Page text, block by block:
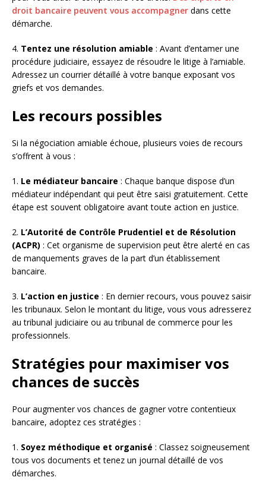
droit bancaire peuvent vous accompagner dans cette
démarche.
4. Tentez une résolution amiable : Avant d’entamer une
procédure judiciaire, essayez de résoudre le litige à l’amiable.
Adressez un courrier détaillé à votre banque exposant vos
griefs et vos demandes.
Les recours possibles
Si la négociation amiable échoue, plusieurs voies de recours
s’offrent à vous :
1. Le médiateur bancaire : Chaque banque dispose d’un
médiateur indépendant qui peut être saisi gratuitement. Cette
étape est souvent obligatoire avant toute action en justice.
2. L’Autorité de Contrôle Prudentiel et de Résolution
(ACPR) : Cet organisme de supervision peut être alerté en cas
de manquements graves de la part d’un établissement
bancaire.
3. L’action en justice : En dernier recours, vous pouvez saisir
les tribunaux. Selon le montant du litige, vous vous adresserez
au tribunal judiciaire ou au tribunal de commerce pour les
professionnels.
Stratégies pour maximiser vos
chances de succès
Pour augmenter vos chances de gagner votre contentieux
bancaire, adoptez ces stratégies :
1. Soyez méthodique et organisé : Classez soigneusement
tous vos documents et tenez un journal détaillé de vos
démarches.